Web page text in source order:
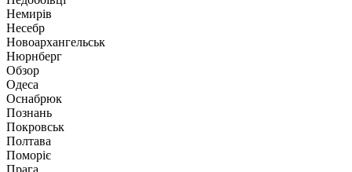
Немирів
Несебр
Новоархангельськ
Нюрнберг
Обзор
Одеса
Оснабрюк
Познань
Покровськ
Полтава
Поморіє